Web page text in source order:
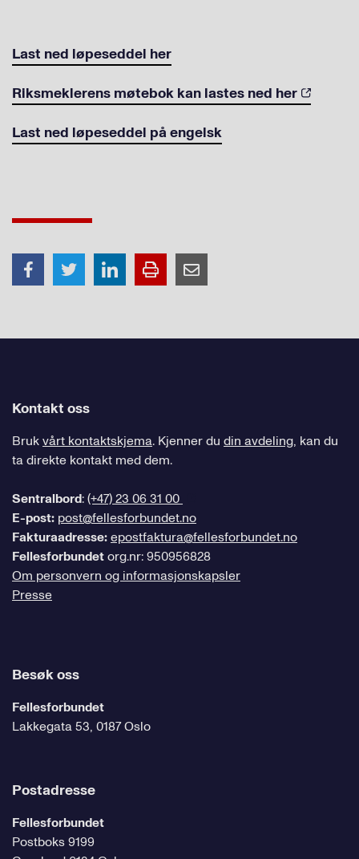
Last ned løpeseddel her
Riksmeklerens møtebok kan lastes ned her
Last ned løpeseddel på engelsk
Kontakt oss
Brukvårt kontaktskjema. Kjenner du din avdeling, kan du
ta direkte kontakt med dem.
Sentralbord:(+47) 23 06 31 00
E-post: post@fellesforbundet.no
Fakturaadresse:epostfaktura@fellesforbundet.no
Fellesforbundetorg.nr: 950956828
Om personvern og informasjonskapsler
Presse
Besøk oss
Fellesforbundet
Lakkegata 53, 0187 Oslo
Postadresse
Fellesforbundet
Postboks 9199